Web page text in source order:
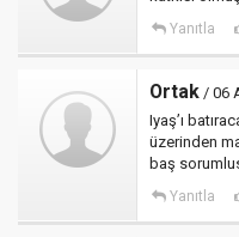
Yanıtla
Ortak / 06
Iyaş’ı
üzerinden
baş
Yanıtla